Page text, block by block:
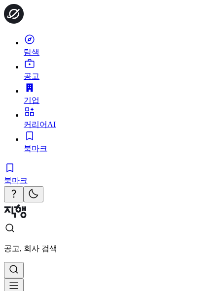
탐색
공고
기업
커리어AI
북마크
북마크
공고, 회사 검색